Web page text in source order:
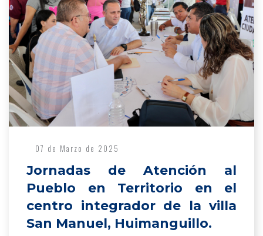
07 de Marzo de 2025
Jornadas de Atención al
Pueblo en Territorio en el
centro integrador de la villa
San Manuel, Huimanguillo.